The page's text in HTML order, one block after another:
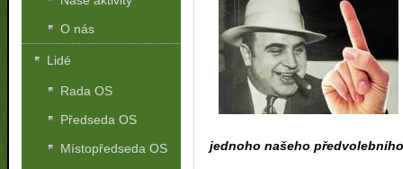
jednoho našeho
O nás
Lidé
Rada OS
Předseda OS
Místopředseda OS